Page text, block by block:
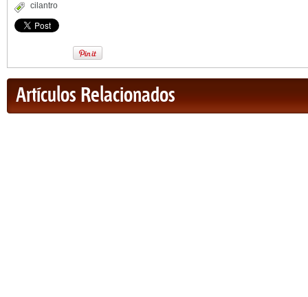
cilantro
Artículos Relacionados